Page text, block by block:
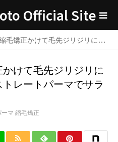
Official Site
ジリジリになった髪を髪質改善ストレートパーマでサラサラに！
けて毛先ジリジリに
レートパーマでサラ
マ 縮毛矯正